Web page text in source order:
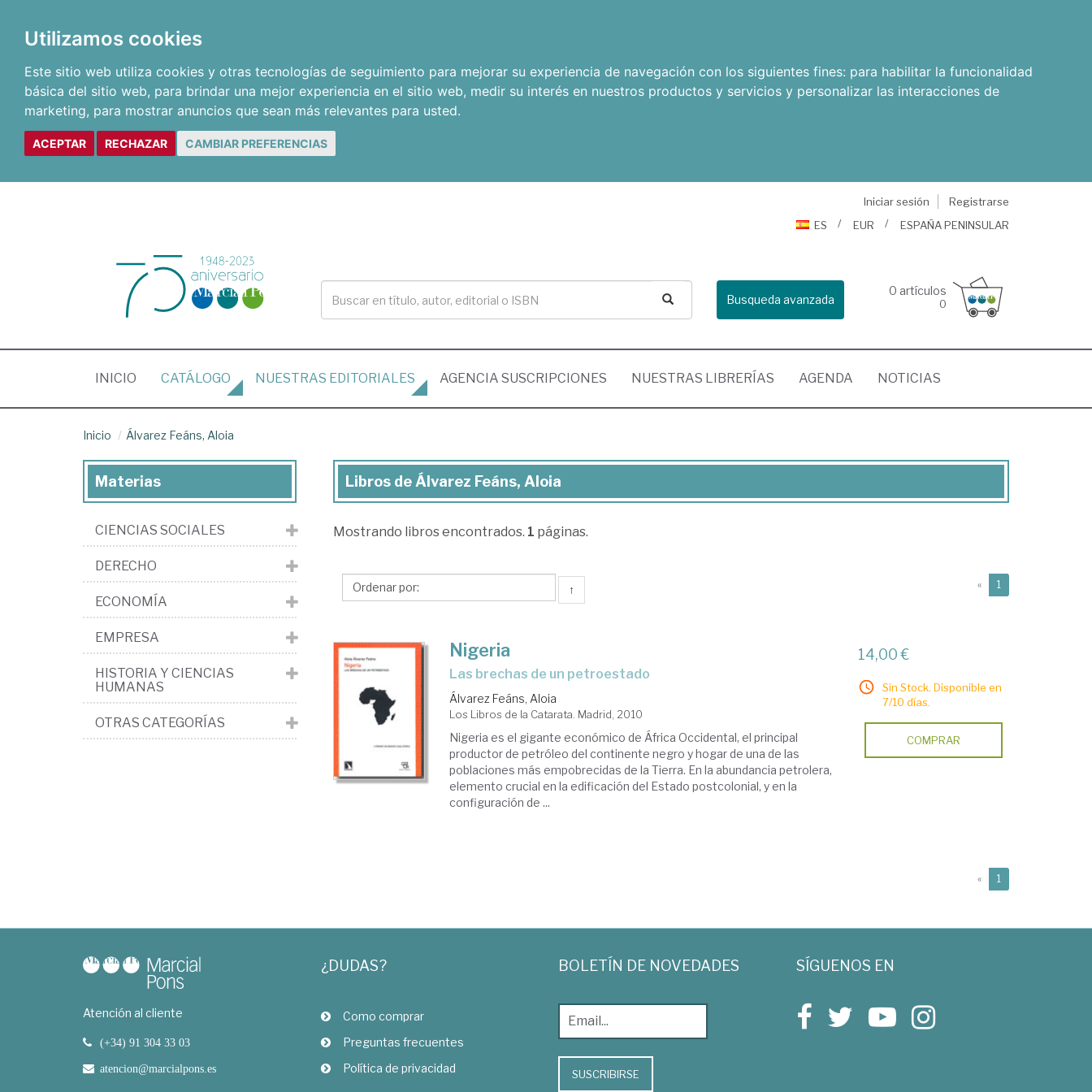
Utilizamos cookies
Este sitio web utiliza cookies y otras tecnologías de seguimiento para mejorar su experiencia de navegación con los siguientes fines: para habilitar la funcionalidad
básica del sitio web, para brindar una mejor experiencia en el sitio web, medir su interés en nuestros productos y servicios y personalizar las interacciones de
marketing, para mostrar anuncios que sean más relevantes para usted.
ACEPTAR RECHAZAR CAMBIAR PREFERENCIAS
Iniciar sesión
Registrarse
ES
EUR ESPAÑA PENINSULAR
Busqueda avanzada
0 artículos
0
INICIO (CURRENT)
CATÁLOGO NUESTRAS EDITORIALES AGENCIA SUSCRIPCIONES NUESTRAS LIBRERÍAS AGENDA NOTICIAS
Inicio Álvarez Feáns, Aloia
Libros
Álvarez
Aloia
Libros de Álvarez Feáns, Aloia
Mostrando libros encontrados. 1 páginas.
↑ « 1
Nigeria
las brechas de un petroestado
Álvarez Feáns, Aloia
Los Libros de la Catarata. Madrid, 2010
Nigeria es el gigante económico de África Occidental, el principal
productor de petróleo del continente negro y hogar de una de las
poblaciones más empobrecidas de la Tierra. En la abundancia petrolera,
elemento crucial en la edificación del Estado postcolonial, y en la
configuración de ...
14,00 €
Sin Stock. Disponible en
7/10 días.
COMPRAR
« 1
Materias
CIENCIAS SOCIALES
DERECHO
ECONOMÍA
EMPRESA
HISTORIA Y CIENCIAS
HUMANAS
OTRAS CATEGORÍAS
Atención al cliente
(+34) 91 304 33 03
atencion@marcialpons.es
¿DUDAS?
Como comprar
Preguntas frecuentes
Política de privacidad
BOLETÍN DE NOVEDADES
SUSCRIBIRSE
SÍGUENOS EN